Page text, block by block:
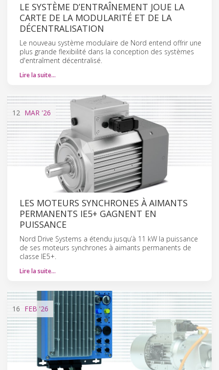
LE SYSTÈME D’ENTRAÎNEMENT JOUE LA
CARTE DE LA MODULARITÉ ET DE LA
DÉCENTRALISATION
Le nouveau système modulaire de Nord entend offrir une
plus grande flexibilité dans la conception des systèmes
d'entraîment décentralisé.
Lire la suite…
12 MAR '26
LES MOTEURS SYNCHRONES À AIMANTS
PERMANENTS IE5+ GAGNENT EN
PUISSANCE
Nord Drive Systems a étendu jusqu’à 11 kW la puissance
de ses moteurs synchrones à aimants permanents de
classe IE5+.
Lire la suite…
16 FEB '26